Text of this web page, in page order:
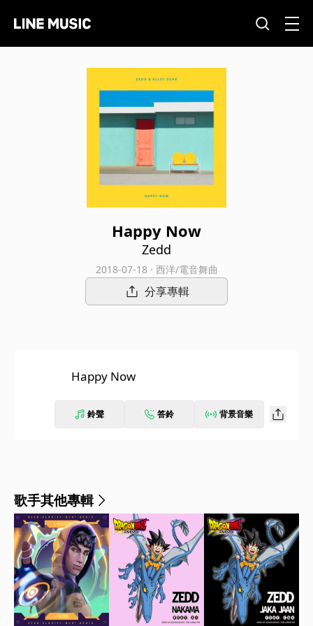
Happy Now
Zedd
2018-07-18 · 西洋/電音舞曲
分享專輯
Happy Now
鈴聲 答鈴 背景音樂
歌手其他專輯